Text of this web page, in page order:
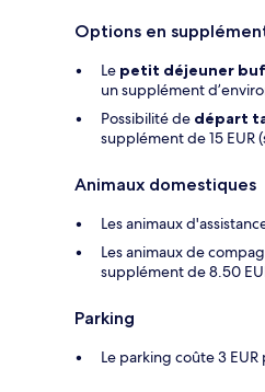
Options en
Le petit déjeuner
un supplément
Possibilité de départ
supplément de 15 EUR
Animaux domestiques
Les animaux
Les animaux de
supplément de 8.50
Parking
Le parking coûte 3 EUR